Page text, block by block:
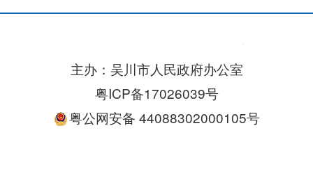
主办：吴川市人民政府办公室
粤ICP备17026039号
粤公网安备 44088302000105号